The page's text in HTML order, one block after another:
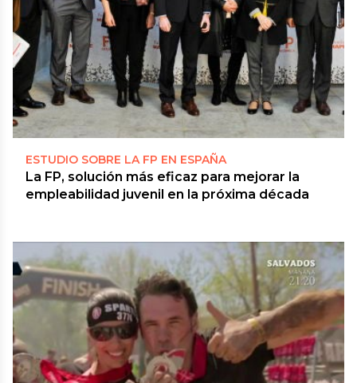
ESTUDIO SOBRE LA FP EN ESPAÑA
La FP, solución más eficaz para mejorar la
empleabilidad juvenil en la próxima década